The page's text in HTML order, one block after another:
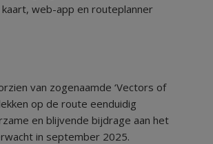
web-app en routeplanner
van zogenaamde ‘Vectors of
op de route eenduidig
en blijvende bijdrage aan het
in september 2025.